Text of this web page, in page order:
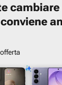
cambiare